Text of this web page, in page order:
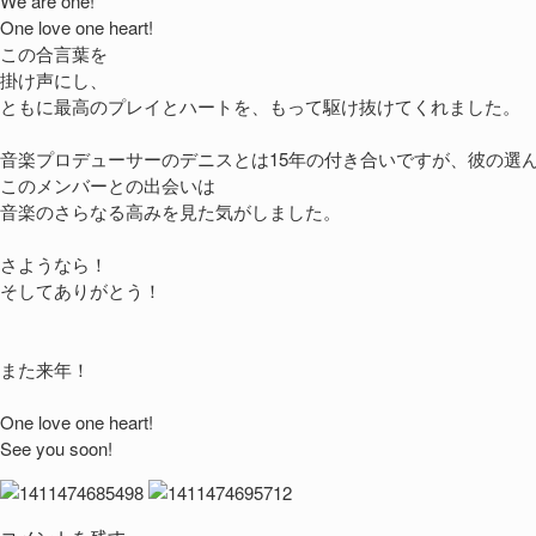
One love one heart!
この合言葉を
掛け声にし、
ともに最高のプレイとハートを、もって駆け抜けてくれました。
音楽プロデューサーのデニスとは15年の付き合いですが、彼の選
このメンバーとの出会いは
音楽のさらなる高みを見た気がしました。
さようなら！
そしてありがとう！
また来年！
One love one heart!
See you soon!